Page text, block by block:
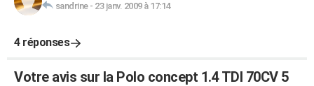
sandrine- 23 janv. 2009 à 17:14
4 réponses
Votre avis sur la Polo concept 1.4 TDI 70CV 5